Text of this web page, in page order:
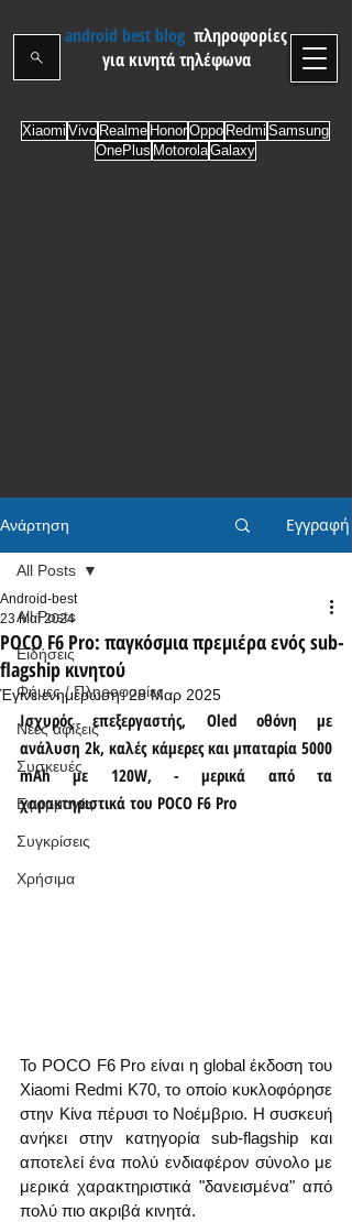
android best blog πληροφορίες
για κινητά τηλέφωνα
Xiaomi Vivo Realme HonorOppo Redmi Samsung
OnePlus MotorolaGalaxy
Ανάρτηση Εγγραφή
All Posts
Ειδήσεις
Φήμες / Πληροφορίες
Νέες αφίξεις
Συσκευές
Εφαρμογές
Συγκρίσεις
Χρήσιμα
All Posts
POCO F6 Pro: παγκόσμια πρεμιέρα ενός sub-
flagship κινητού
Android-best
23 Μαΐ 2024
Έγινε ενημέρωση:28 Μαρ 2025
Ισχυρός επεξεργαστής, Oled οθόνη με
ανάλυση 2k, καλές κάμερες και μπαταρία 5000
mAh με 120W, - μερικά από τα
χαρακτηριστικά του POCO F6 Pro
Το POCO F6 Pro είναι η global έκδοση του
Xiaomi Redmi K70, το οποίο κυκλοφόρησε
στην Κίνα πέρυσι το Νοέμβριο. Η συσκευή
ανήκει στην κατηγορία sub-flagship και
αποτελεί ένα πολύ ενδιαφέρον σύνολο με
μερικά χαρακτηριστικά "δανεισμένα" από
πολύ πιο ακριβά κινητά.